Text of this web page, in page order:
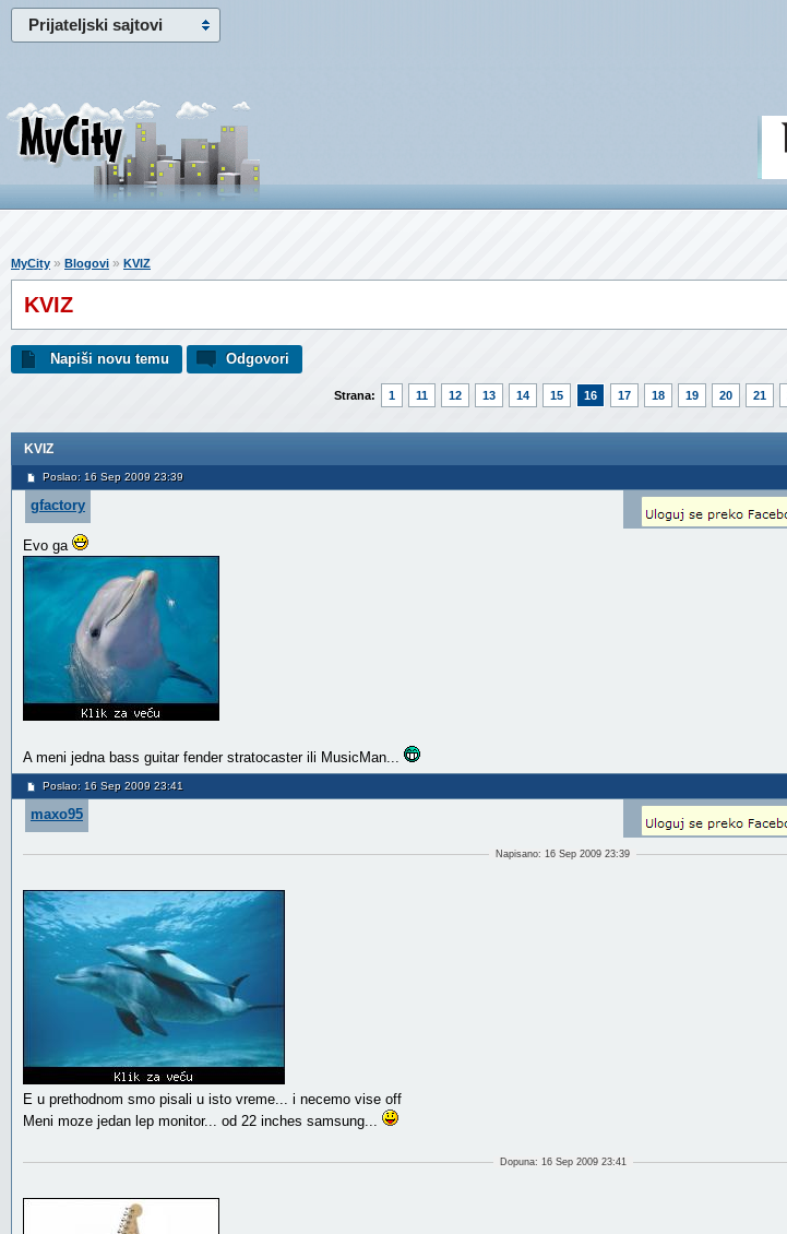
Prijateljski sajtovi
MyCity » Blogovi » KVIZ
KVIZ
Napiši novu temu Odgovori
Strana: 1 11 12 13 14 15 16 17 18 19 20 21
KVIZ
Poslao: 16 Sep 2009 23:39
gfactory
Evo ga
A meni jedna bass guitar fender stratocaster ili MusicMan...
Poslao: 16 Sep 2009 23:41
maxo95
Napisano: 16 Sep 2009 23:39
E u prethodnom smo pisali u isto vreme... i necemo vise off
Meni moze jedan lep monitor... od 22 inches samsung...
Dopuna: 16 Sep 2009 23:41